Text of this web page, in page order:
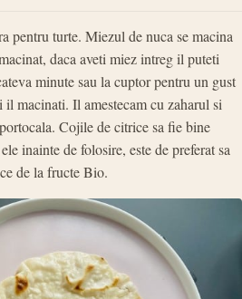
pentru turte. Miezul de nuca se macina
daca aveti miez intreg il puteti
minute sau la cuptor pentru un gust
il macinati. Il amestecam cu zaharul si
Cojile de citrice sa fie bine
inainte de folosire, este de preferat sa
de la fructe Bio.